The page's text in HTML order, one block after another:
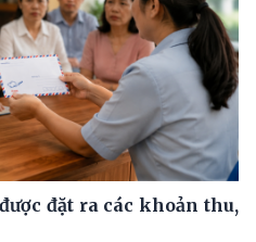
đặt ra các khoản thu,